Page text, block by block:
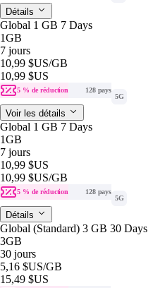
Détails
Global 1 GB 7 Days
1GB
7 jours
10,99 $US/GB
10,99 $US
5 % de réduction
128 pays
5G
Voir les détails
Global 1 GB 7 Days
1GB
7 jours
10,99 $US
10,99 $US/GB
5 % de réduction
128 pays
5G
Détails
Global (Standard) 3 GB 30 Days
3GB
30 jours
5,16 $US/GB
15,49 $US